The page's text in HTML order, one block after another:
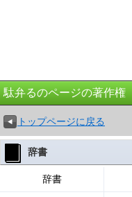
駄弁るのページの著作権
トップページに戻る
辞書
辞書